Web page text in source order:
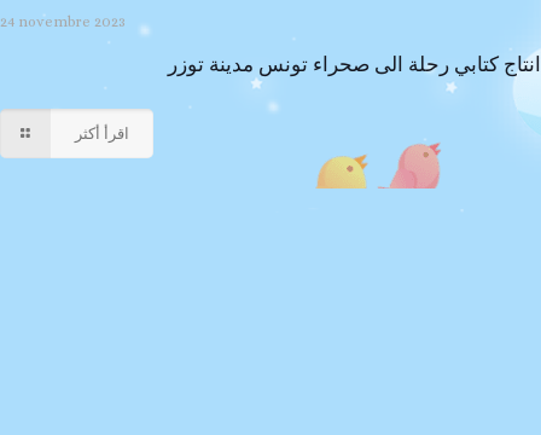
24 novembre 2023
انتاج كتابي رحلة الى صحراء تونس مدينة توزر
اقرأ أكثر